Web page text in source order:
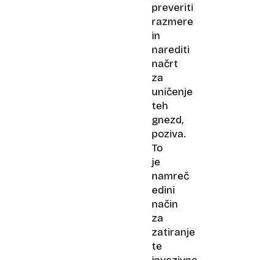
preveriti
razmere
in
narediti
načrt
za
uničenje
teh
gnezd,
poziva.
To
je
namreč
edini
način
za
zatiranje
te